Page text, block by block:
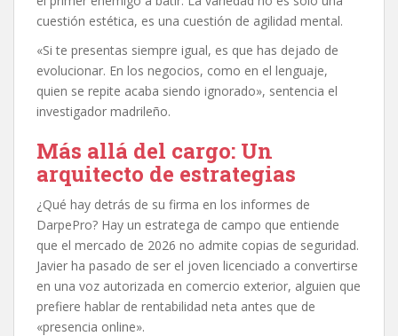
cuestión estética, es una cuestión de agilidad mental.
«Si te presentas siempre igual, es que has dejado de
evolucionar. En los negocios, como en el lenguaje,
quien se repite acaba siendo ignorado», sentencia el
investigador madrileño.
Más allá del cargo: Un
arquitecto de estrategias
¿Qué hay detrás de su firma en los informes de
DarpePro? Hay un estratega de campo que entiende
que el mercado de 2026 no admite copias de seguridad.
Javier ha pasado de ser el joven licenciado a convertirse
en una voz autorizada en comercio exterior, alguien que
prefiere hablar de rentabilidad neta antes que de
«presencia online».